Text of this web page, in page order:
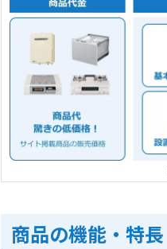
商品の機能・特長